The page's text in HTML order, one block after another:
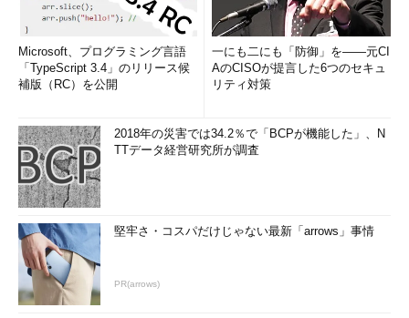
127.0.0.0 255.0.0.0 127.0.0.1 127.0.0.1 1
192.168.0.0 255.255.255.0 192.168.0.102
192.168.0.102 1
192.168.0.102 255.255.255.255 127.0.0.1
192.168.0.102 1
224.0.0.0 224.0.0.0 192.168.0.102
192.168.0.102 1
255.255.255.255 255.255.255.255
192.168.0.102 2 1
Default Gateway: 192.168.0.56
==========================================
======================================
Persistent Routes:
Microsoft、プログラミング言語
「TypeScript 3.4」のリリース候
補版（RC）を公開
一にも二にも「防御」を――元CI
AのCISOが提言した6つのセキュ
リティ対策
2018年の災害では34.2％で「BCPが機能した」、N
TTデータ経営研究所が調査
堅牢さ・コスパだけじゃない最新「arrows」事情
PR(arrows)